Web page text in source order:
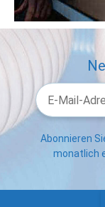
Abonnieren
monatlich